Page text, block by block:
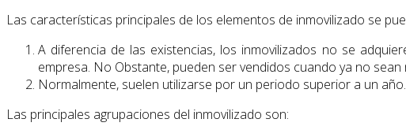
Las características principales de los elementos de inmovilizado se
A diferencia de las existencias, los inmovilizados no se
empresa. No Obstante, pueden ser vendidos cuando ya no
Normalmente, suelen utilizarse por un periodo superior a un año.
Las principales agrupaciones del inmovilizado son: